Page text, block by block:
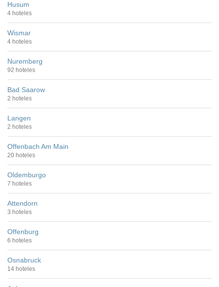
Husum
4 hoteles
Wismar
4 hoteles
Nuremberg
92 hoteles
Bad Saarow
2 hoteles
Langen
2 hoteles
Offenbach Am Main
20 hoteles
Oldemburgo
7 hoteles
Attendorn
3 hoteles
Offenburg
6 hoteles
Osnabruck
14 hoteles